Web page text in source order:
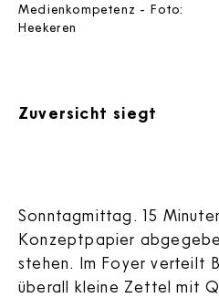
Medienkompetenz - Foto:
Heekeren
Zuversicht siegt
Sonntagmittag. 15
Konzeptpapier
stehen. Im Foyer verteilt
überall kleine Zettel mit